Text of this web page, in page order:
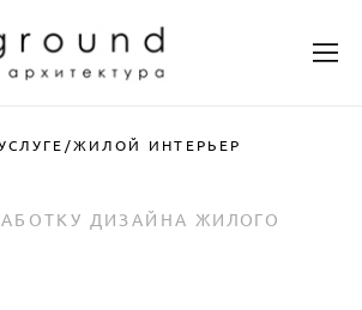
ЖИЛОЙ ИНТЕРЬЕР
ДИЗАЙНА ЖИЛОГО